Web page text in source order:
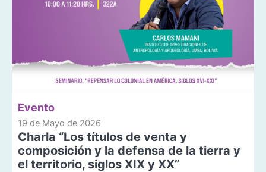
Evento
19 de Mayo de 2026
Charla “Los títulos de venta y
composición y la defensa de la tierra y
el territorio, siglos XIX y XX”